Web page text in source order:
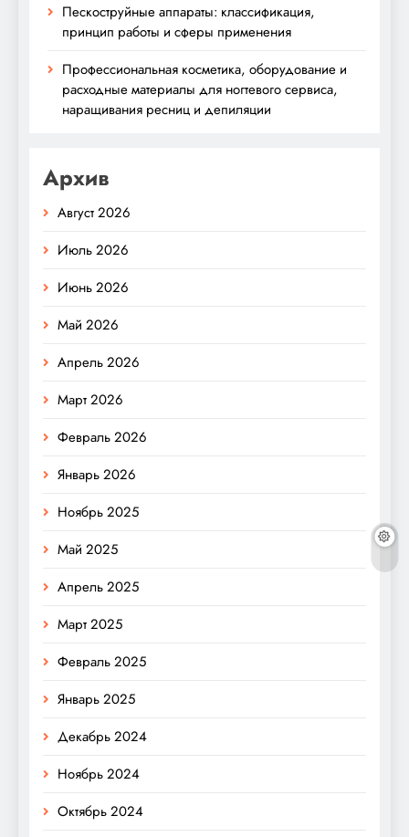
Пескоструйные аппараты: классификация,
принцип работы и сферы применения
Профессиональная косметика, оборудование и
расходные материалы для ногтевого сервиса,
наращивания ресниц и депиляции
Архив
Август 2026
Июль 2026
Июнь 2026
Май 2026
Апрель 2026
Март 2026
Февраль 2026
Январь 2026
Ноябрь 2025
Май 2025
Апрель 2025
Март 2025
Февраль 2025
Январь 2025
Декабрь 2024
Ноябрь 2024
Октябрь 2024